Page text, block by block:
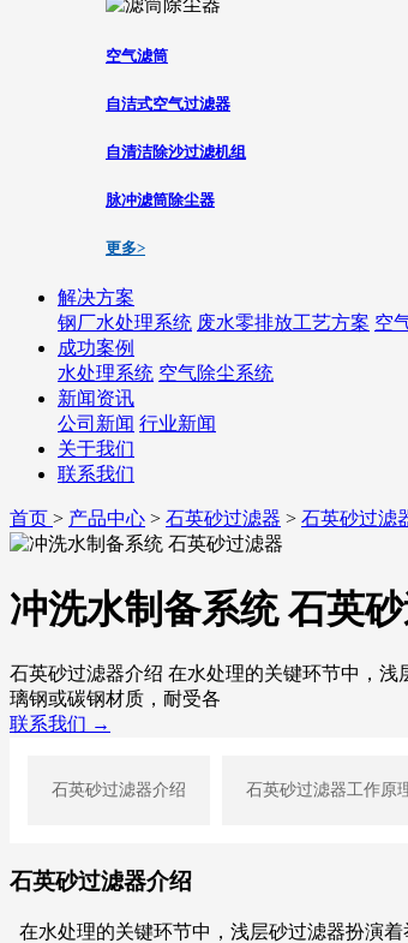
空气滤筒
自洁式空气过滤器
自清洁除沙过滤机组
脉冲滤筒除尘器
更多>
解决方案
钢厂水处理系统 废水零排放工艺方案 空
成功案例
水处理系统 空气除尘系统
新闻资讯
公司新闻 行业新闻
关于我们
联系我们
首页 > 产品中心 > 石英砂过滤器 > 石英砂过滤
冲洗水制备系统 石英
石英砂过滤器介绍 在水处理的关键环节中，
璃钢或碳钢材质，耐受各
联系我们 →
石英砂过滤器介绍 石英砂过滤器工作原
石英砂过滤器介绍
在水处理的关键环节中，浅层砂过滤器扮演